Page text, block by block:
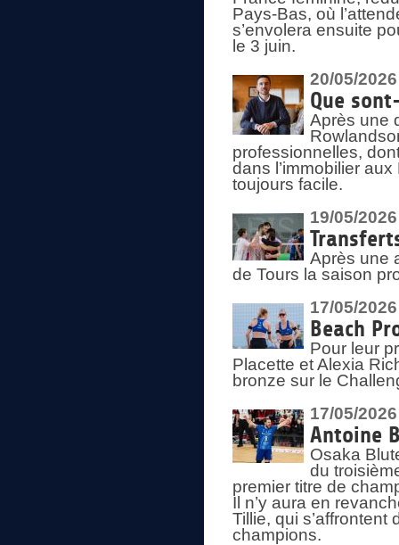
Pays-Bas, où
s’envolera ensuite
le 3 juin.
20/05/2026
Que
Après une
professionnelles,
dans l’immobilier
toujours facile.
19/05/2026
Après une
de Tours la saison
17/05/2026
Beach
Pour leur
Placette et Alexia
bronze sur le
17/05/2026
Antoine
Osaka
du
premier titre de
Il n’y aura en
Tillie, qui
champions.